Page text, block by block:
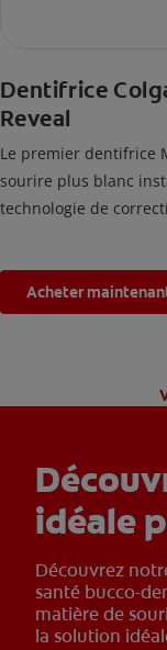
Dentifrice
Reveal
Le premier dentifrice
sourire plus blanc
technologie de
Acheter
idéale
Découvrez
santé bucco-
matière de
la solution